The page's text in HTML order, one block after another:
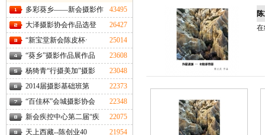
多彩葵乡——新会摄影作
43495
大泽摄影协会作品选登
26427
“新宝堂新会陈皮杯·
25014
“葵乡”摄影作品展作品
23608
杨猗青“行摄美加”摄影
23048
2014届摄影基础班第
22373
“百佳杯”会城摄影协会
22348
新会疾控中心第二届“疾
22075
天上西藏--陈创业40
21954